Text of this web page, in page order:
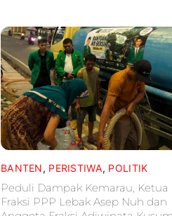
BANTEN, PERISTIWA, POLITIK
Peduli Dampak Kemarau, Ketua
Fraksi PPP Lebak Asep Nuh dan